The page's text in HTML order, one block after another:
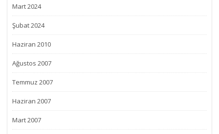
Mart 2024
Şubat 2024
Haziran 2010
Ağustos 2007
Temmuz 2007
Haziran 2007
Mart 2007